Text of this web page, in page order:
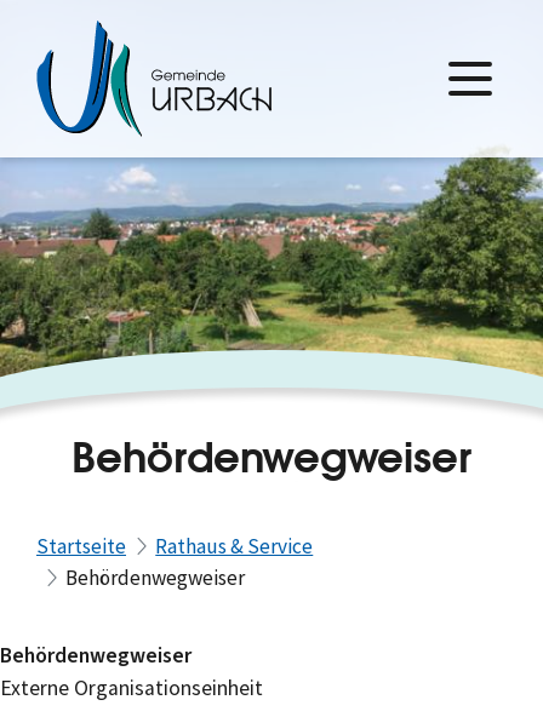
Behördenwegweiser
Startseite
Rathaus & Service
Behördenwegweiser
Behördenwegweiser
Externe Organisationseinheit